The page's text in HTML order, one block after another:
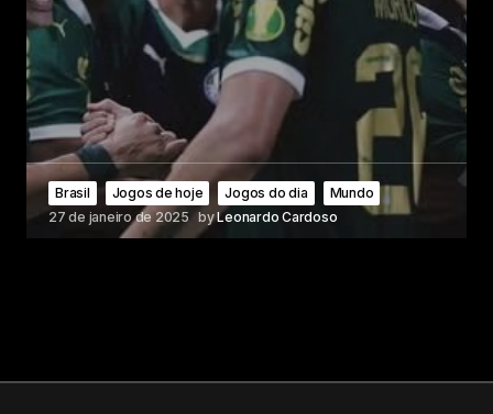
Brasil Jogos de hoje Jogos do dia
Mundo
27 de janeiro de 2025 byLeonardo Cardoso